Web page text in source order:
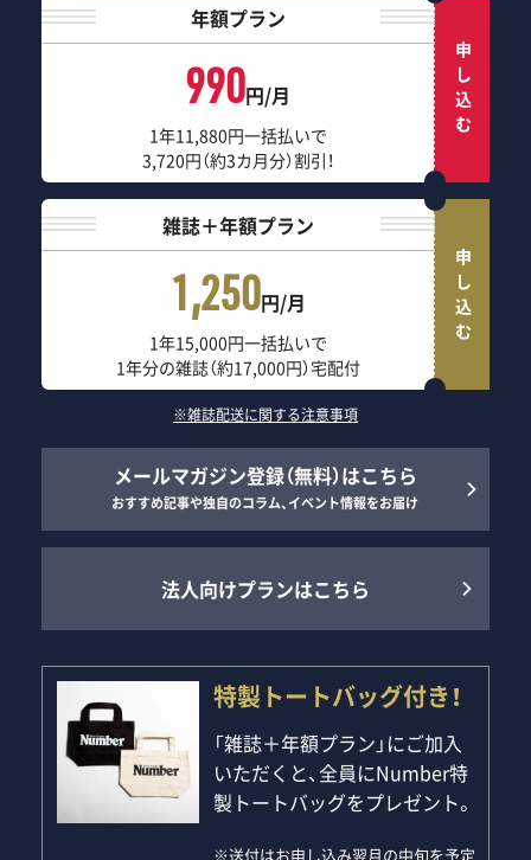
年額プラン
990円/月
1年11,880円一括払いで
3,720円（約3カ月分）割引！
申し込む
雑誌＋年額プラン
1,250円/月
1年15,000円一括払いで
1年分の雑誌（約17,000円）宅配付
申し込む
※雑誌配送に関する注意事項
メールマガジン登録（無料）はこちら
おすすめ記事や独自のコラム、イベント情報をお届け
法人向けプランはこちら
特製トートバッグ付き！
「雑誌＋年額プラン」にご加入
いただくと、全員にNumber特
製トートバッグをプレゼント。
※送付はお申し込み翌月の中旬を予定